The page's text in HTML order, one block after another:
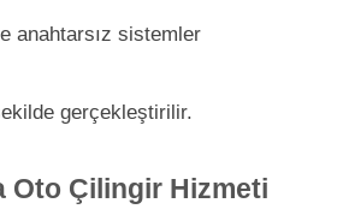
anahtarsız sistemler
gerçekleştirilir.
Oto Çilingir Hizmeti